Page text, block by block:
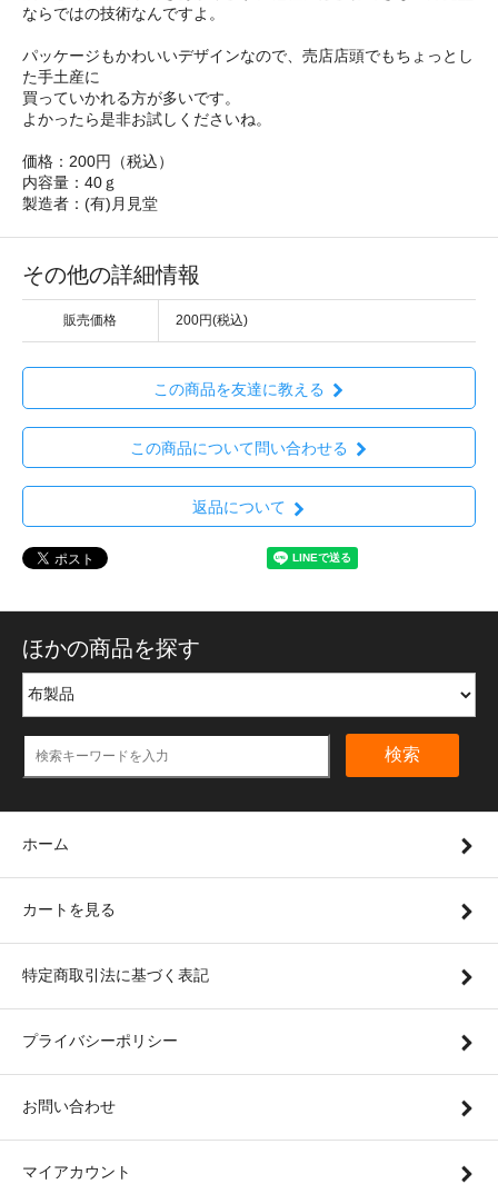
ならではの技術なんですよ。
パッケージもかわいいデザインなので、売店店頭でもちょっとし
た手土産に
買っていかれる方が多いです。
よかったら是非お試しくださいね。
価格：200円（税込）
内容量：40ｇ
製造者：(有)月見堂
その他の詳細情報
販売価格 200円(税込)
この商品を友達に教える
この商品について問い合わせる
返品について
ほかの商品を探す
検索
ホーム
カートを見る
特定商取引法に基づく表記
プライバシーポリシー
お問い合わせ
マイアカウント